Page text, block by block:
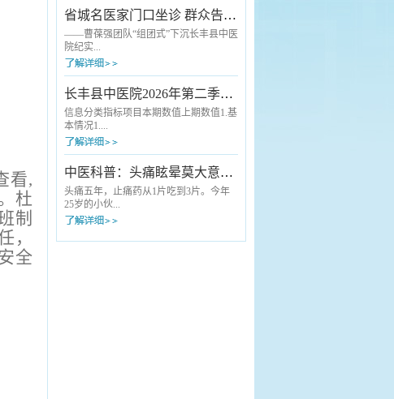
参赛。凭借扎实的专业功底与稳定的赛
场发挥，该院选手王云朋脱颖而出，荣
获推拿技术单项奖三等奖。本次竞赛标
准严苛、考核全面，全方位检验针灸推
拿从业人员...
爱心涌动，2026年度县直单位团体无偿
献血活动在这里如期举行。来自全县各
机关单位的干部职工踊跃挽袖，用热血
传递生命希望。与往年不同的是，活动
现场一抹独特的“中医绿”格外引人注目
优势，首次将人工智能（AI）中医经络
检测、中药养生代茶饮、刮痧、艾灸等
中医适宜技术科普服务搬到献血现场，
为每一位“热血英雄”送上了一份量身定...
省城名医家门口坐诊 群众告别“奔波看病难”
——曹葆强团队“组团式”下沉长丰县中医
院纪实...
7月24日清晨7点半，长丰县中医院外科
诊室门口已经排起了队。诊室里，一位
专家正耐心地询问病情、细致查体——
他就是来自安徽中医药大学第一附属医
院（省中医院）的肝胆外科主任曹葆
天都黑了，操心又费事。”这是长丰县许
多患者曾经的共同感受。但如今，这样
的“折腾”成了历史。不用跑省城，名医就
在身边“老人家，您的血压有点高，给您
调整...
长丰县中医院2026年第二季度医疗服务信息社会公开
信息分类指标项目本期数值上期数值1.基
本情况1....
1 重点（特色）专科国家级00省 级22市
级44院 级001.2 “江淮名医”人数001.3 床
医比221.4 床护比3.23.22.医疗费用2.1 门
诊患者人均医疗费用（元）
151.56148.882.2 住院患者人均医疗费用
患者单病种平均费用（见附件2）2.4 基
中医科普：头痛眩晕莫大意，可能是胆经在“报警”！
头痛五年，止痛药从1片吃到3片。今年
25岁的小伙...
子邵某洋，家住长丰县罗塘乡邵集村，
看,
杜
制
，
全